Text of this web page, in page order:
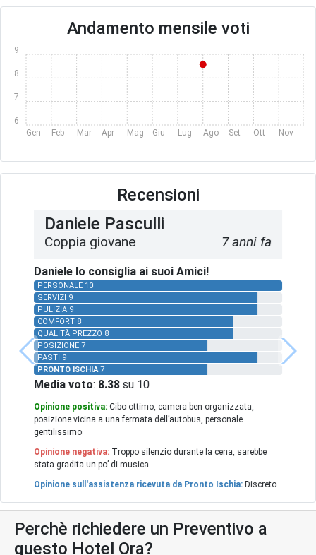
Andamento mensile voti
Gen Feb Mar Apr Mag Giu Lug Ago Set Ott Nov
6
7
8
9
Recensioni
Daniele Pasculli
Coppia giovane 7 anni fa
Daniele lo consiglia ai suoi Amici!
PERSONALE 10
SERVIZI 9
PULIZIA 9
COMFORT 8
QUALITÀ PREZZO 8
POSIZIONE 7
PASTI 9
PRONTO ISCHIA7
Media voto: 8.38 su 10
Opinione positiva: Cibo ottimo, camera ben organizzata,
posizione vicina a una fermata dell’autobus, personale
gentilissimo
Opinione negativa: Troppo silenzio durante la cena, sarebbe
stata gradita un po’ di musica
Opinione sull'assistenza ricevuta da Pronto Ischia: Discreto
Perchè richiedere un Preventivo a
questo Hotel Ora?